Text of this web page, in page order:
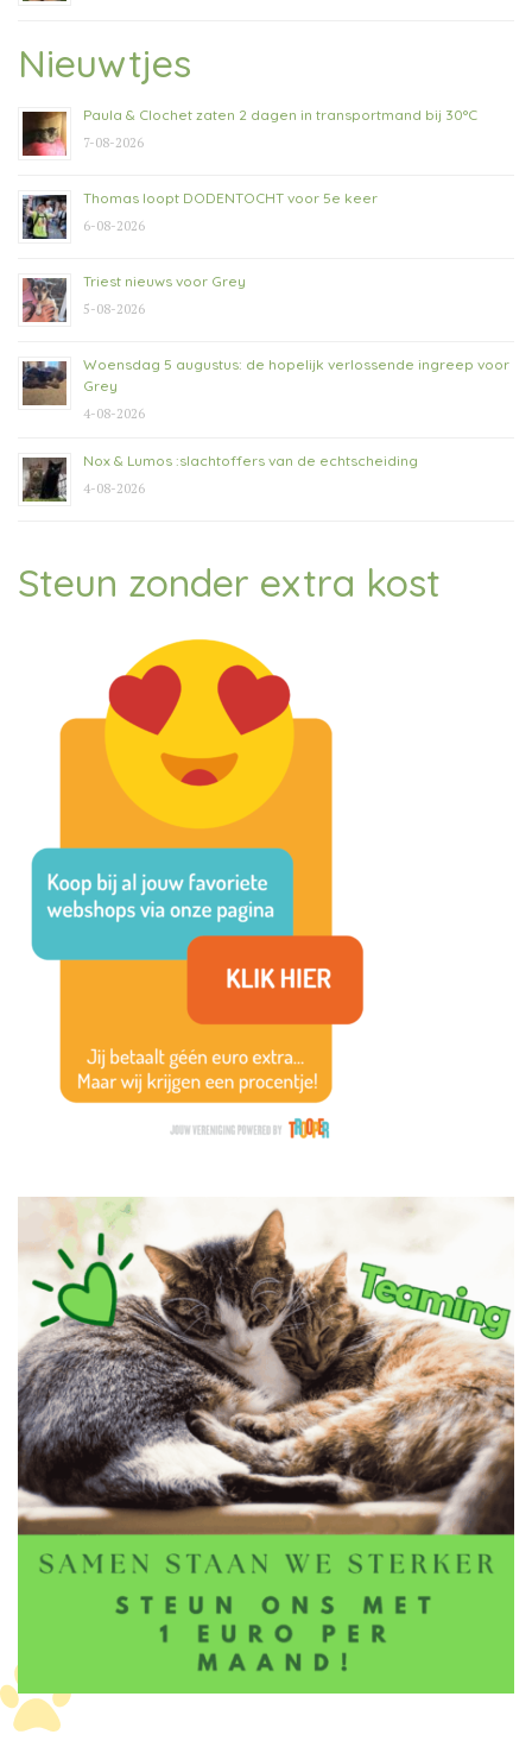
Nieuwtjes
Paula & Clochet zaten 2 dagen in transportmand bij 30°C
7-08-2026
Thomas loopt DODENTOCHT voor 5e keer
6-08-2026
Triest nieuws voor Grey
5-08-2026
Woensdag 5 augustus: de hopelijk verlossende ingreep voor
Grey
4-08-2026
Nox & Lumos :slachtoffers van de echtscheiding
4-08-2026
Steun zonder extra kost